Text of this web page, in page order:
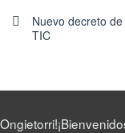
Nuevo decreto
TIC